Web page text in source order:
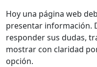
Hoy una página web
presentar información.
responder sus dudas,
mostrar con claridad
opción.